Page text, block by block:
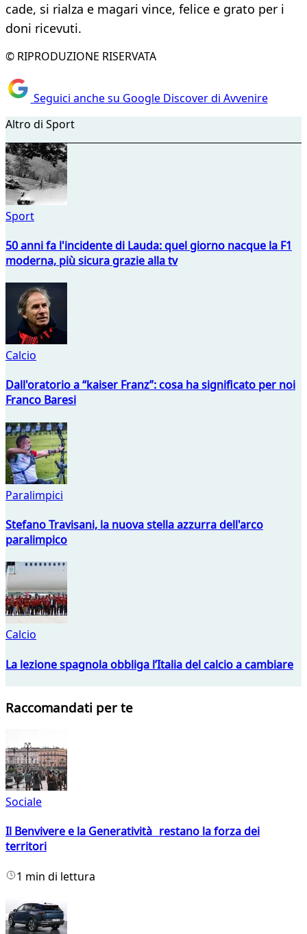
cade, si rialza e magari vince, felice e grato per i
doni ricevuti.
© RIPRODUZIONE RISERVATA
Seguici anche su Google Discover di Avvenire
Altro di Sport
Sport
50 anni fa l'incidente di Lauda: quel giorno nacque la F1
moderna, più sicura grazie alla tv
Calcio
Dall'oratorio a “kaiser Franz”: cosa ha significato per noi
Franco Baresi
Paralimpici
Stefano Travisani, la nuova stella azzurra dell'arco
paralimpico
Calcio
La lezione spagnola obbliga l’Italia del calcio a cambiare
Raccomandati per te
Sociale
Il Benvivere e la Generatività restano la forza dei
territori
1 min di lettura